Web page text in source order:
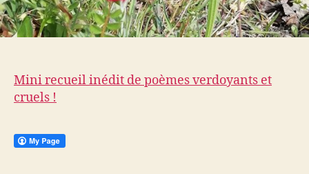
Mini recueil inédit de poèmes verdoyants et
cruels !